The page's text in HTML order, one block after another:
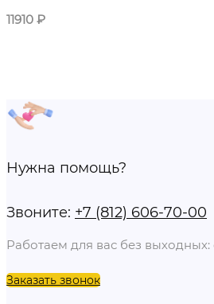
11910 ₽
Нужна помощь?
Звоните: +7 (812) 606-70-00
Работаем для вас без выходных:
Заказать звонок